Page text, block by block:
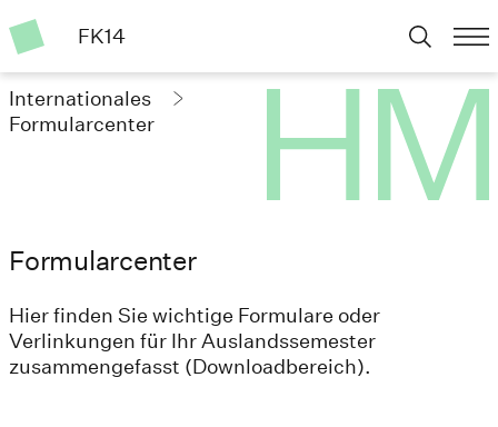
FK14
Internationales
Formularcenter
Formularcenter
Hier finden Sie wichtige Formulare oder
Verlinkungen für Ihr Auslandssemester
zusammengefasst (Downloadbereich).